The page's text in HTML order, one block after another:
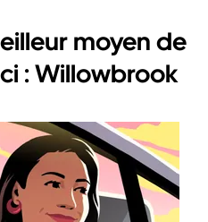
moyen de
: Willowbrook